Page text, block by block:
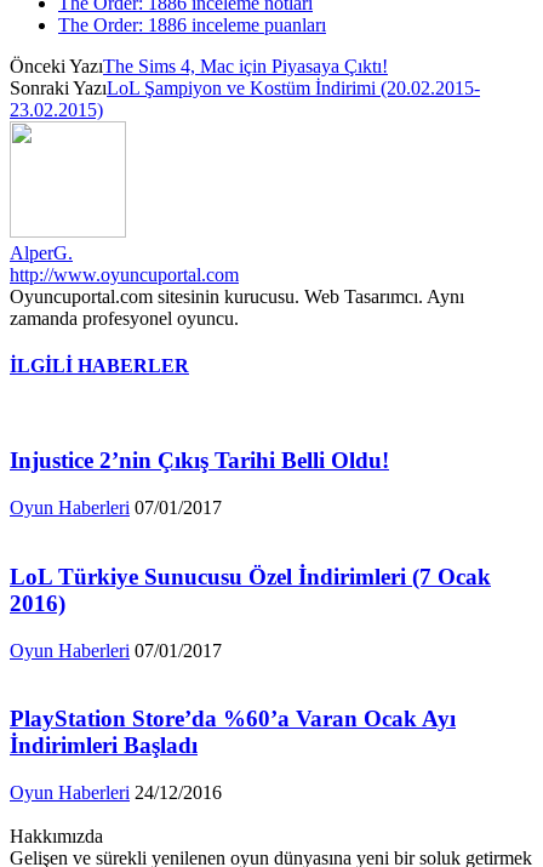
The Order: 1886 inceleme puanları
Önceki YazıThe Sims 4, Mac için Piyasaya Çıktı!
Sonraki YazıLoL Şampiyon ve Kostüm İndirimi (20.02.2015-
23.02.2015)
AlperG.
http://www.oyuncuportal.com
Oyuncuportal.com sitesinin kurucusu. Web Tasarımcı. Aynı
zamanda profesyonel oyuncu.
İLGİLİ HABERLER
Injustice 2’nin Çıkış Tarihi Belli Oldu!
Oyun Haberleri 07/01/2017
LoL Türkiye Sunucusu Özel İndirimleri (7 Ocak
2016)
Oyun Haberleri 07/01/2017
PlayStation Store’da %60’a Varan Ocak Ayı
İndirimleri Başladı
Oyun Haberleri 24/12/2016
Hakkımızda
Gelişen ve sürekli yenilenen oyun dünyasına yeni bir soluk getirmek